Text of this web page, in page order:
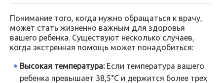
Понимание того, когда нужно обращаться к врачу,
может стать жизненно важным для здоровья
вашего ребенка. Существуют несколько случаев,
когда экстренная помощь может понадобиться:
Высокая температура:Если температура вашего
ребенка превышает 38,5°C и держится более трех